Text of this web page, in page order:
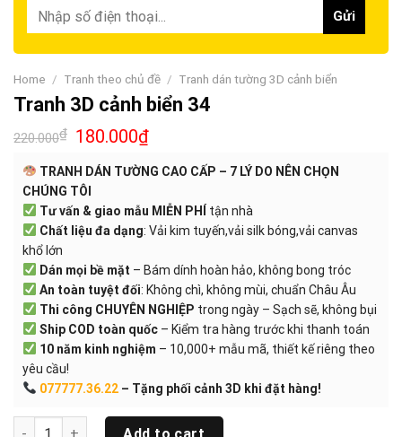
Home / Tranh theo chủ đề / Tranh dán tường 3D cảnh biển
Tranh 3D cảnh biển 34
220.000₫ 180.000₫
TRANH DÁN TƯỜNG CAO CẤP – 7 LÝ DO NÊN CHỌN
CHÚNG TÔI
Tư vấn & giao mẫu MIỄN PHÍ tận nhà
Chất liệu đa dạng: Vải kim tuyến,vải silk bóng,vải canvas
khổ lớn
Dán mọi bề mặt – Bám dính hoàn hảo, không bong tróc
An toàn tuyệt đối: Không chì, không mùi, chuẩn Châu Âu
Thi công CHUYÊN NGHIỆP trong ngày – Sạch sẽ, không bụi
Ship COD toàn quốc– Kiểm tra hàng trước khi thanh toán
10 năm kinh nghiệm – 10,000+ mẫu mã, thiết kế riêng theo
yêu cầu!
077777.36.22– Tặng phối cảnh 3D khi đặt hàng!
Quantity Add to cart